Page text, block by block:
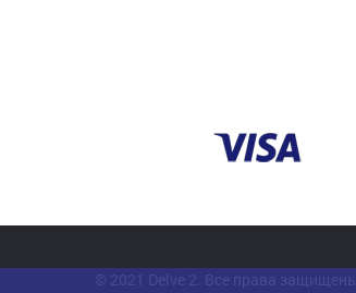
© 2021 Delve 2. Все права защищены.